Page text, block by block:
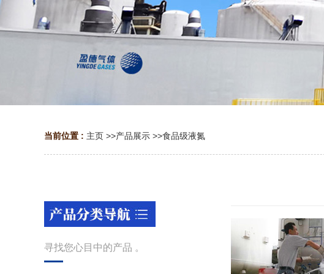
当前位置 : 主页 >>产品展示 >>食品级液氮
寻找您心目中的产品 。